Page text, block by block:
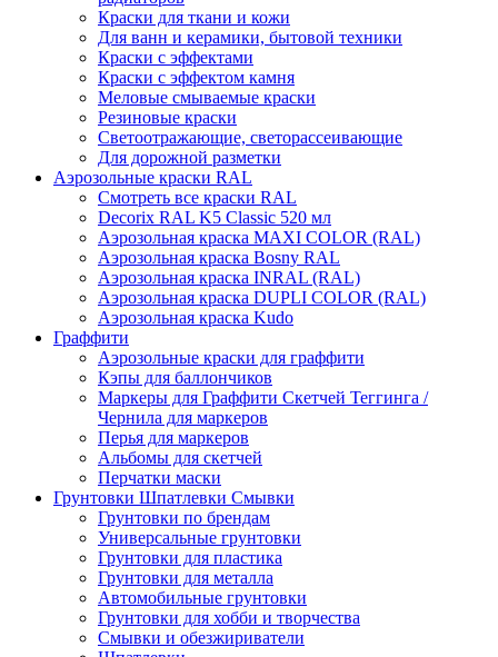
Краски для ткани и кожи
Для ванн и керамики, бытовой техники
Краски с эффектами
Краски с эффектом камня
Меловые смываемые краски
Резиновые краски
Светоотражающие, светорассеивающие
Для дорожной разметки
Аэрозольные краски RAL
Смотреть все краски RAL
Decorix RAL K5 Classic 520 мл
Аэрозольная краска MAXI COLOR (RAL)
Аэрозольная краска Bosny RAL
Аэрозольная краска INRAL (RAL)
Аэрозольная краска DUPLI COLOR (RAL)
Аэрозольная краска Kudo
Граффити
Аэрозольные краски для граффити
Кэпы для баллончиков
Маркеры для Граффити Скетчей Теггинга /
Чернила для маркеров
Перья для маркеров
Альбомы для скетчей
Перчатки маски
Грунтовки Шпатлевки Смывки
Грунтовки по брендам
Универсальные грунтовки
Грунтовки для пластика
Грунтовки для металла
Автомобильные грунтовки
Грунтовки для хобби и творчества
Смывки и обезжириватели